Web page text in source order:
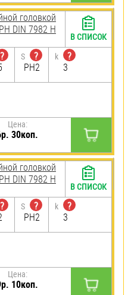
головкой
DIN 7982 H
?
S
?
PH2
k
?
3
Цена:
30коп.
В СПИСОК
головкой
DIN 7982 H
?
S
?
PH2
k
?
3
Цена:
10коп.
В СПИСОК